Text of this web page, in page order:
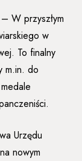
W przyszłym
w
To finalny
m.in. do
Urzędu
nowym